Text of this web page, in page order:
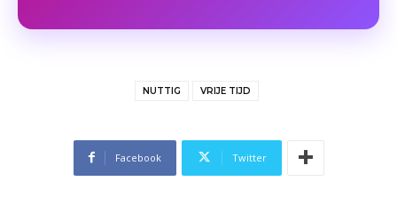
NUTTIG VRIJE TIJD
Facebook Twitter